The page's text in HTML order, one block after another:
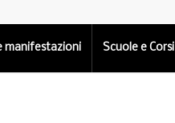
manifestazioni Scuole e Corsi